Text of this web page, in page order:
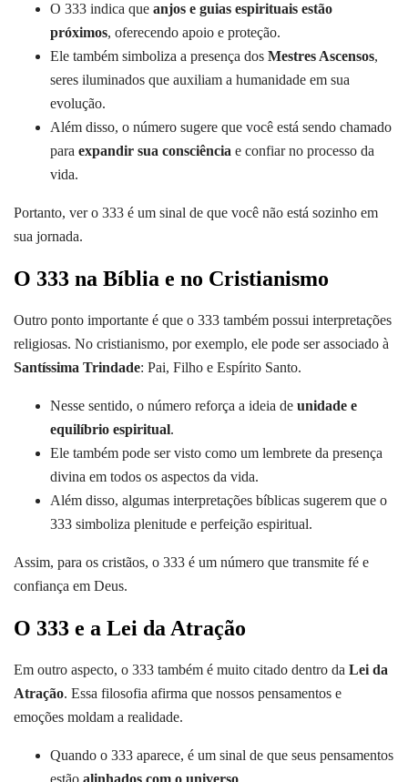
O 333 indica que anjos e guias espirituais estão
próximos, oferecendo apoio e proteção.
Ele também simboliza a presença dos Mestres Ascensos,
seres iluminados que auxiliam a humanidade em sua
evolução.
Além disso, o número sugere que você está sendo chamado
para expandir sua consciência e confiar no processo da
vida.
Portanto, ver o 333 é um sinal de que você não está sozinho em
sua jornada.
O 333 na Bíblia e no Cristianismo
Outro ponto importante é que o 333 também possui interpretações
religiosas. No cristianismo, por exemplo, ele pode ser associado à
Santíssima Trindade: Pai, Filho e Espírito Santo.
Nesse sentido, o número reforça a ideia de unidade e
equilíbrio espiritual.
Ele também pode ser visto como um lembrete da presença
divina em todos os aspectos da vida.
Além disso, algumas interpretações bíblicas sugerem que o
333 simboliza plenitude e perfeição espiritual.
Assim, para os cristãos, o 333 é um número que transmite fé e
confiança em Deus.
O 333 e a Lei da Atração
Em outro aspecto, o 333 também é muito citado dentro da Lei da
Atração. Essa filosofia afirma que nossos pensamentos e
emoções moldam a realidade.
Quando o 333 aparece, é um sinal de que seus pensamentos
estão alinhados com o universo